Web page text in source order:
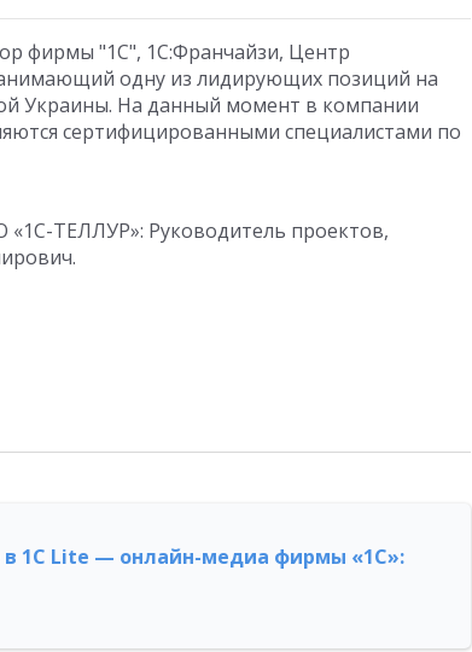
фирмы "1С", 1С:Франчайзи, Центр
одну из лидирующих позиций на
Украины. На данный момент в компании
сертифицированными специалистами по
ТЕЛЛУР»: Руководитель проектов,
в 1С Lite — онлайн-медиа фирмы «1С»: